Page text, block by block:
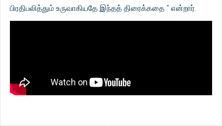
பிரதிபலித்தும் உருவாகியதே இந்தத் திரைக்கதை " என்றார்.